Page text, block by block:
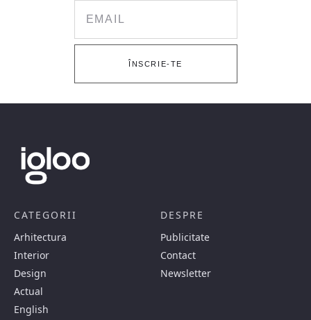
ÎNSCRIE-TE
CATEGORII
Arhitectura
Interior
Design
Actual
English
DESPRE
Publicitate
Contact
Newsletter